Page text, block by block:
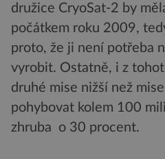
družice CryoSat-2 by
počátkem roku 2009,
proto, že ji není potřeba
vyrobit. Ostatně, i z
druhé mise nižší než
pohybovat kolem 100
zhruba o 30 procent.